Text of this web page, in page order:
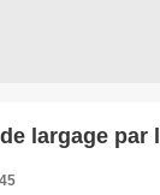
largage par